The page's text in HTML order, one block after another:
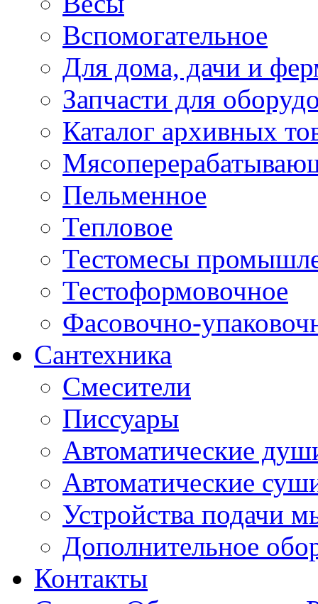
Вспомогательное
Для дома, дачи и
Запчасти для
Каталог архивных
Пельменное
Тепловое
Тестомесы
Тестоформовочное
Фасовочно-
Сантехника
Смесители
Писсуары
Автоматические
Автоматические
Устройства подачи
Дополнительное
Контакты